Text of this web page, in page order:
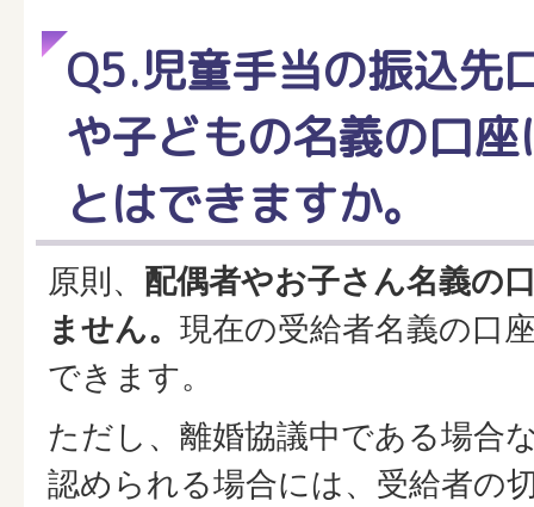
Q5.児童手当の振込先
や子どもの名義の口
とはできますか。
原則、 配偶者やお子さん名義の
ません。 現在の受給者名義の口
できます。
ただし、離婚協議中である場合
認められる場合には、受給者の